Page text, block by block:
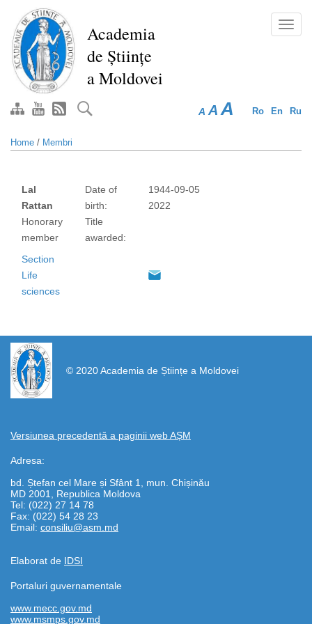
main
content
Academia
de Științe
a Moldovei
Ro En Ru
A A A
Home / Membri
Lal
Rattan
Honorary
member
Date of
birth:
Title
awarded:
1944-09-05
2022
Section
Life
sciences
© 2020 Academia de Științe a Moldovei
Versiunea precedentă a paginii web AȘM
Adresa:
bd. Ștefan cel Mare și Sfânt 1, mun. Chișinău
MD 2001, Republica Moldova
Tel: (022) 27 14 78
Fax: (022) 54 28 23
Email: consiliu@asm.md
Elaborat de IDSI
https://propletenie.ru/
Portaluri guvernamentale
www.mecc.gov.md
www.msmps.gov.md